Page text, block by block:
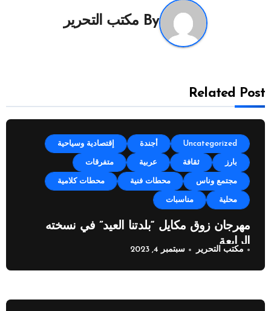
By مكتب التحرير
Related Post
Uncategorized أجندة إقتصادية وسياحية
بارز ثقافة عربية متفرقات
مجتمع وناس محطات فنية محطات كلامية
محلية مناسبات
مهرجان زوق مكايل “بلدتنا العيد” في نسخته
الرابعة
مكتب التحرير سبتمبر 4, 2023